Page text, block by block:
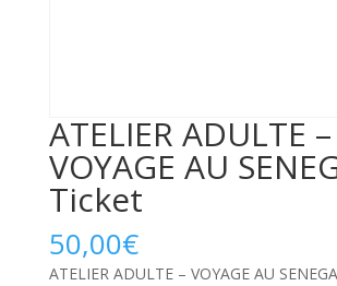
ATELIER ADULTE –
VOYAGE AU
Ticket
50,00€
ATELIER ADULTE – VOYAGE AU